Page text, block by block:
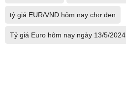
tỷ giá EUR/VND hôm nay chợ đen
Tỷ giá Euro hôm nay ngày 13/5/2024